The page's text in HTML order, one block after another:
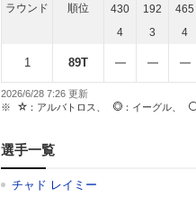
ラウンド 順位
430
192 465
4
3 4
1 89T
2026/6/28 7:26
：アルバトロス、
：イーグル、
選手一覧
チャド レイミー